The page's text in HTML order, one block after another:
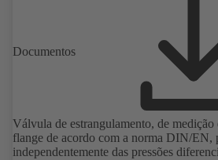
Documentos
Válvula de estrangulamento, de
flange de acordo com a norma DIN/EN,
independentemente das pressões